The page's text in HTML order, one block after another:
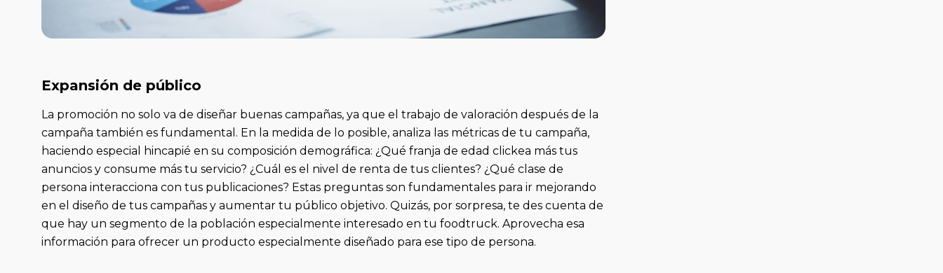
Expansión de público
La promoción no solo va de diseñar buenas campañas, ya que el trabajo de valoración después de la
campaña también es fundamental. En la medida de lo posible, analiza las métricas de tu campaña,
haciendo especial hincapié en su composición demográfica: ¿Qué franja de edad clickea más tus
anuncios y consume más tu servicio? ¿Cuál es el nivel de renta de tus clientes? ¿Qué clase de
persona interacciona con tus publicaciones? Estas preguntas son fundamentales para ir mejorando
en el diseño de tus campañas y aumentar tu público objetivo. Quizás, por sorpresa, te des cuenta de
que hay un segmento de la población especialmente interesado en tu foodtruck. Aprovecha esa
información para ofrecer un producto especialmente diseñado para ese tipo de persona.